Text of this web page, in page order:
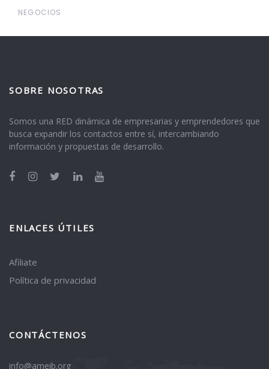
NEGOCIOS
SOBRE NOSOTRAS
Somos una RED dinámica de empresarias y emprendedores que
busca expandir los contactos entre sí, intercambiando
información y propuestas de desarrollo.
ENLACES ÚTILES
Afiliate
Política de privacidad
CONTÁCTENOS
info@ameib.org